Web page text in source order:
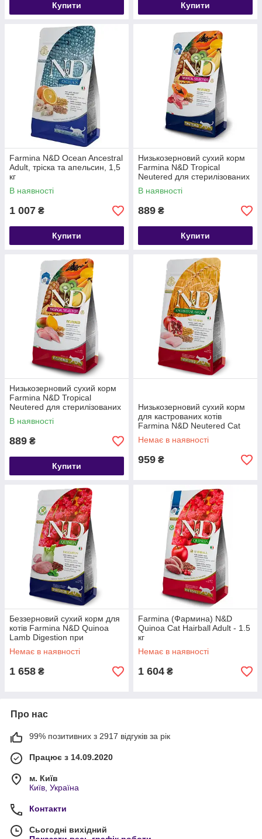
Купити Купити
Farmina N&D Ocean Ancestral
Adult, тріска та апельсин, 1,5
кг
В наявності
1 007 ₴
Купити
Низькозерновий сухий корм
Farmina N&D Tropical
Neutered для стерилізованих
котів з ягням і фруктами, 1.5
кг
В наявності
889 ₴
Купити
Низькозерновий сухий корм
Farmina N&D Tropical
Neutered для стерилізованих
котів з куркою і фруктами, 1.5
кг
В наявності
889 ₴
Купити
Низькозерновий сухий корм
для кастрованих котів
Farmina N&D Neutered Cat
Chicken&Pomegranate Adult
курка та гранат, 1.5 кг
Немає в наявності
959 ₴
Беззерновий сухий корм для
котів Farmina N&D Quinoa
Lamb Digestion при
порушенні травлення, ягня
та кіноа, 1.5 кг
Немає в наявності
1 658 ₴
Farmina (Фармина) N&D
Quinoa Cat Hairball Adult - 1.5
кг
Немає в наявності
1 604 ₴
Про нас
99% позитивних з 2917 відгуків за рік
Працює з 14.09.2020
м. Київ
Київ, Україна
Контакти
Сьогодні вихідний